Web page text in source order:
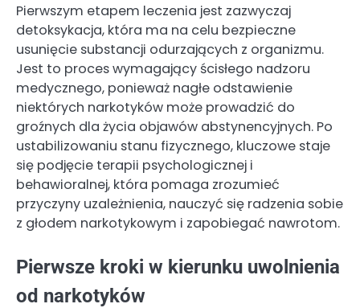
Pierwszym etapem leczenia jest zazwyczaj
detoksykacja, która ma na celu bezpieczne
usunięcie substancji odurzających z organizmu.
Jest to proces wymagający ścisłego nadzoru
medycznego, ponieważ nagłe odstawienie
niektórych narkotyków może prowadzić do
groźnych dla życia objawów abstynencyjnych. Po
ustabilizowaniu stanu fizycznego, kluczowe staje
się podjęcie terapii psychologicznej i
behawioralnej, która pomaga zrozumieć
przyczyny uzależnienia, nauczyć się radzenia sobie
z głodem narkotykowym i zapobiegać nawrotom.
Pierwsze kroki w kierunku uwolnienia
od narkotyków